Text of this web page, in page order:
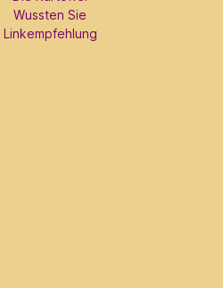
Wussten Sie
Linkempfehlung